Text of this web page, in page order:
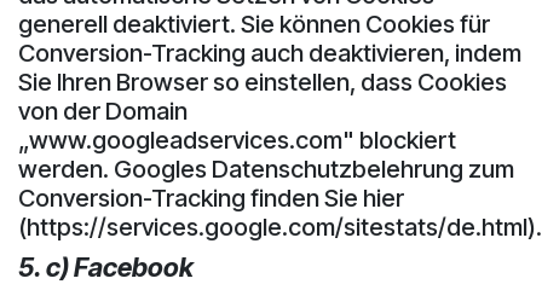
generell deaktiviert. Sie können Cookies für
Conversion-Tracking auch deaktivieren, indem
Sie Ihren Browser so einstellen, dass Cookies
von der Domain
„www.googleadservices.com" blockiert
werden. Googles Datenschutzbelehrung zum
Conversion-Tracking finden Sie hier
(https://services.google.com/sitestats/de.html).
5. c) Facebook